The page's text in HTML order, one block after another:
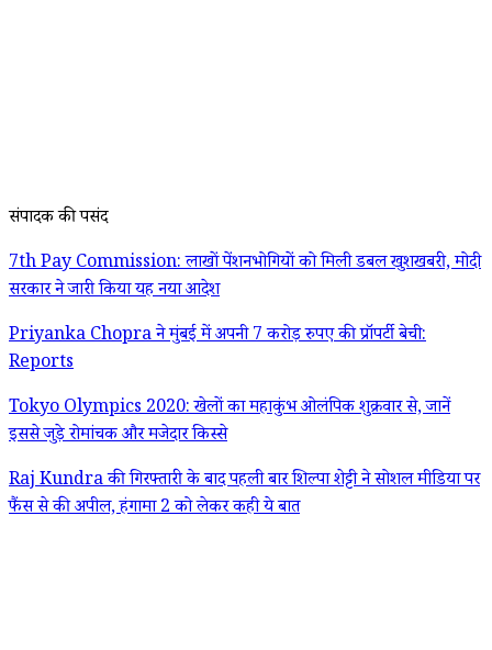
संपादक की पसंद
7th Pay Commission: लाखों पेंशनभोगियों को मिली डबल खुशखबरी, मोदी
सरकार ने जारी किया यह नया आदेश
Priyanka Chopra ने मुंबई में अपनी 7 करोड़ रुपए की प्रॉपर्टी बेची:
Reports
Tokyo Olympics 2020: खेलों का महाकुंभ ओलंपिक शुक्रवार से, जानें
इससे जुड़े रोमांचक और मजेदार किस्से
Raj Kundra की गिरफ्तारी के बाद पहली बार शिल्पा शेट्टी ने सोशल मीडिया पर
फैंस से की अपील, हंगामा 2 को लेकर कही ये बात